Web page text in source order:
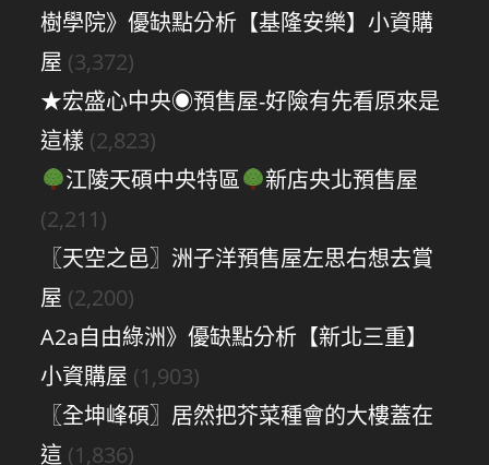
樹學院》優缺點分析【基隆安樂】小資購
屋 (3,372)
★宏盛心中央◉預售屋-好險有先看原來是
這樣 (2,823)
江陵天碩中央特區
新店央北預售屋
(2,211)
〖天空之邑〗洲子洋預售屋左思右想去賞
屋 (2,200)
A2a自由綠洲》優缺點分析【新北三重】
小資購屋 (1,903)
〖全坤峰碩〗居然把芥菜種會的大樓蓋在
這 (1,836)